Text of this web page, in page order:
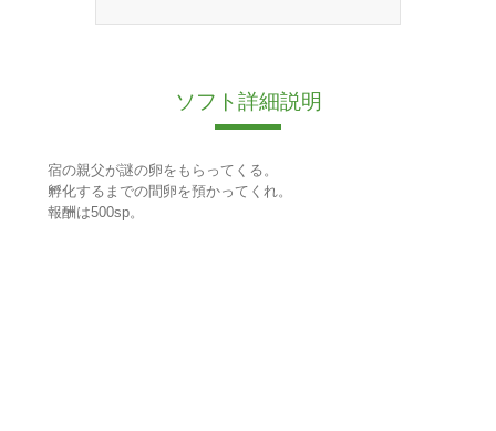
ソフト詳細説明
宿の親父が謎の卵をもらってくる。
孵化するまでの間卵を預かってくれ。
報酬は500sp。